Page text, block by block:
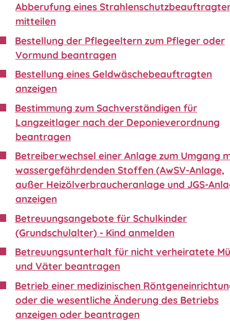
Abberufung eines
mitteilen
Bestellung der Pflegeeltern zum Pfleger oder
Vormund beantragen
Bestellung eines Geldwäschebeauftragten
anzeigen
Bestimmung zum Sachverständigen für
Langzeitlager nach der Deponieverordnung
beantragen
Betreiberwechsel einer Anlage zum Umgang
wassergefährdenden Stoffen (AwSV-Anlage,
außer Heizölverbraucheranlage und JGS-
anzeigen
Betreuungsangebote für Schulkinder
(Grundschulalter) - Kind anmelden
Betreuungsunterhalt für nicht verheiratete
und Väter beantragen
Betrieb einer medizinischen
oder die wesentliche Änderung des Betriebs
anzeigen oder beantragen